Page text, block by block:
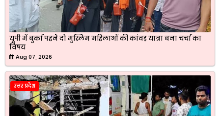
यूपी में बुर्का पहने दो मुस्लिम महिलाओं की कांवड़ यात्रा बना चर्चा का
विषय
Aug 07, 2026
उत्तर प्रदेश